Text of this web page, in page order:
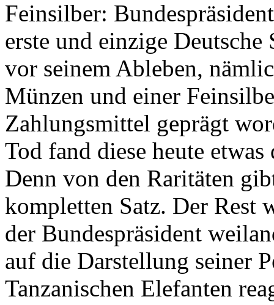
Feinsilber:
erste und einzige Deutsche
vor seinem Ableben,
Münzen und einer
Zahlungsmittel geprägt
Tod fand diese heute
Denn von den Raritäten
kompletten Satz. Der Rest
der Bundespräsident
auf die Darstellung seiner
Tanzanischen Elefanten